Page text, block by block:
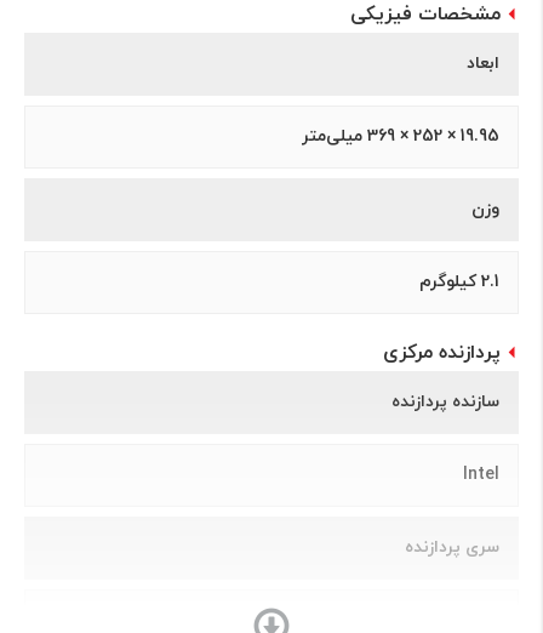
مشخصات فیزیکی
ابعاد
19.95 × 252 × 369 میلی‌متر
وزن
2.1 کیلوگرم
پردازنده مرکزی
سازنده پردازنده
Intel
سری پردازنده